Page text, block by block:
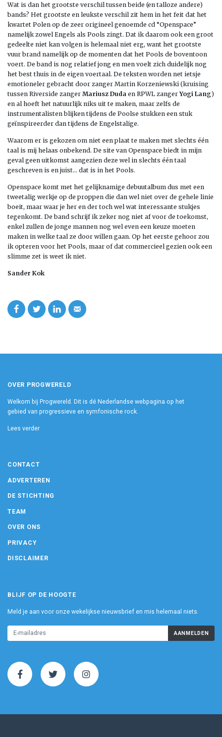
Wat is dan het grootste verschil tussen beide (en talloze andere)
bands? Het grootste en leukste verschil zit hem in het feit dat het
kwartet Polen op de zeer origineel genoemde cd “Openspace”
namelijk zowel Engels als Pools zingt. Dat ik daarom ook een groot
gedeelte niet kan volgen is helemaal niet erg, want het grootste
vuur brand namelijk op de momenten dat het Pools de boventoon
voert. De band is nog relatief jong en men voelt zich duidelijk nog
het best thuis in de eigen voertaal. De teksten worden net ietsje
emotioneler gebracht door zanger Martin Korzeniewski (kruising
tussen Riverside zanger Mariusz Duda en RPWL zangerYogi Lang)
en al hoeft het natuurlijk niks uit te maken, maar zelfs de
instrumentalisten blijken tijdens de Poolse stukken een stuk
geïnspireerder dan tijdens de Engelstalige.
Waarom er is gekozen om niet een plaat te maken met slechts één
taal is mij helaas onbekend. De site van Openspace biedt in mijn
geval geen uitkomst aangezien deze wel in slechts één taal
geschreven is en juist… dat is in het Pools.
Openspace komt met het gelijknamige debuutalbum dus met een
tweetalig werkje op de proppen die dan wel niet over de gehele linie
boeit, maar waar je her en der toch wel wat interessante stukjes
tegenkomt. De band schrijf ik zeker nog niet af voor de toekomst,
enkel zullen de jonge mannen nog wel even een keuze moeten
maken in welke taal ze door willen gaan. Op het eerste gehoor zou
ik opteren voor het Pools, maar of dat commercieel gezien ook een
slimme zet is weet ik niet.
Sander Kok
OVER PROGWERELD
Welkom bij Progwereld. Dit is dé Nederlandse webpagina op het
gebied van progressieve en symfonische rock.
Lees verder
CONTACT
ADVERTEREN
DE STICHTING
TEAM
OVER ONS
PRIVACY
DISCLAIMER
BLIJF OP DE HOOGTE
Meld je aan voor onze wekelijkse nieuwsbrief en mis helemaal niets.
AANMELDEN